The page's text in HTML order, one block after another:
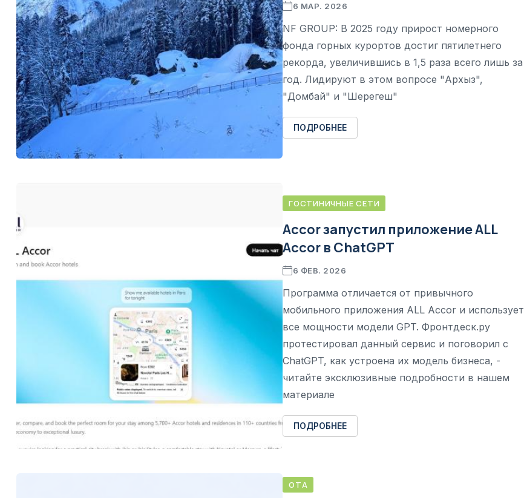
6 МАР. 2026
NF GROUP: В 2025 году прирост номерного
фонда горных курортов достиг пятилетнего
рекорда, увеличившись в 1,5 раза всего лишь за
год. Лидируют в этом вопросе "Архыз",
"Домбай" и "Шерегеш"
ПОДРОБНЕЕ
ГОСТИНИЧНЫЕ СЕТИ
Accor запустил приложение ALL
Accor в ChatGPT
6 ФЕВ. 2026
Программа отличается от привычного
мобильного приложения ALL Accor и использует
все мощности модели GPT. Фронтдеск.ру
протестировал данный сервис и поговорил с
ChatGPT, как устроена их модель бизнеса, -
читайте эксклюзивные подробности в нашем
материале
ПОДРОБНЕЕ
OTA